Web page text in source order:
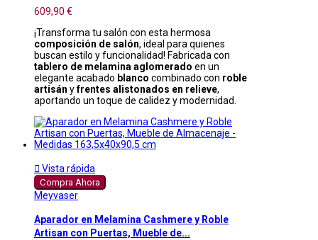
609,90 €
¡Transforma tu salón con esta hermosa
composición de salón, ideal para quienes
buscan estilo y funcionalidad! Fabricada con
tablero de melamina aglomerado en un
elegante acabado blanco combinado con roble
artisán yfrentes alistonados en relieve,
aportando un toque de calidez y modernidad.
 Vista rápida
Compra Ahora
Meyvaser
Aparador en Melamina Cashmere y Roble
Artisan con Puertas, Mueble de...